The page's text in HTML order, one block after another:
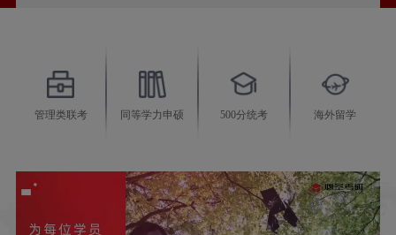
管理类联考 同等学力申硕 500分统考 海外留学